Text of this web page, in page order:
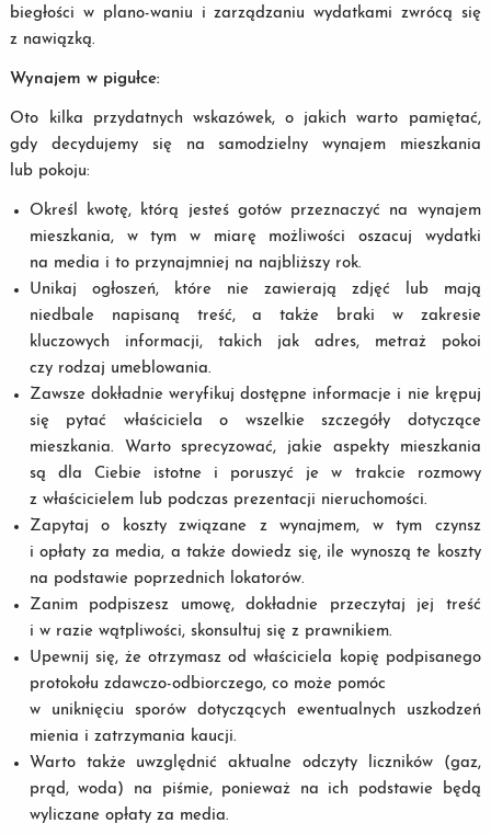
biegłości w plano-waniu i zarządzaniu wydatkami zwrócą się
z nawiązką.
Wynajem w pigułce:
Oto kilka przydatnych wskazówek, o jakich warto pamiętać,
gdy decydujemy się na samodzielny wynajem mieszkania
lub pokoju:
Określ kwotę, którą jesteś gotów przeznaczyć na wynajem
mieszkania, w tym w miarę możliwości oszacuj wydatki
na media i to przynajmniej na najbliższy rok.
Unikaj ogłoszeń, które nie zawierają zdjęć lub mają
niedbale napisaną treść, a także braki w zakresie
kluczowych informacji, takich jak adres, metraż pokoi
czy rodzaj umeblowania.
Zawsze dokładnie weryfikuj dostępne informacje i nie krępuj
się pytać właściciela o wszelkie szczegóły dotyczące
mieszkania. Warto sprecyzować, jakie aspekty mieszkania
są dla Ciebie istotne i poruszyć je w trakcie rozmowy
z właścicielem lub podczas prezentacji nieruchomości.
Zapytaj o koszty związane z wynajmem, w tym czynsz
i opłaty za media, a także dowiedz się, ile wynoszą te koszty
na podstawie poprzednich lokatorów.
Zanim podpiszesz umowę, dokładnie przeczytaj jej treść
i w razie wątpliwości, skonsultuj się z prawnikiem.
Upewnij się, że otrzymasz od właściciela kopię podpisanego
protokołu zdawczo-odbiorczego, co może pomóc
w uniknięciu sporów dotyczących ewentualnych uszkodzeń
mienia i zatrzymania kaucji.
Warto także uwzględnić aktualne odczyty liczników (gaz,
prąd, woda) na piśmie, ponieważ na ich podstawie będą
wyliczane opłaty za media.